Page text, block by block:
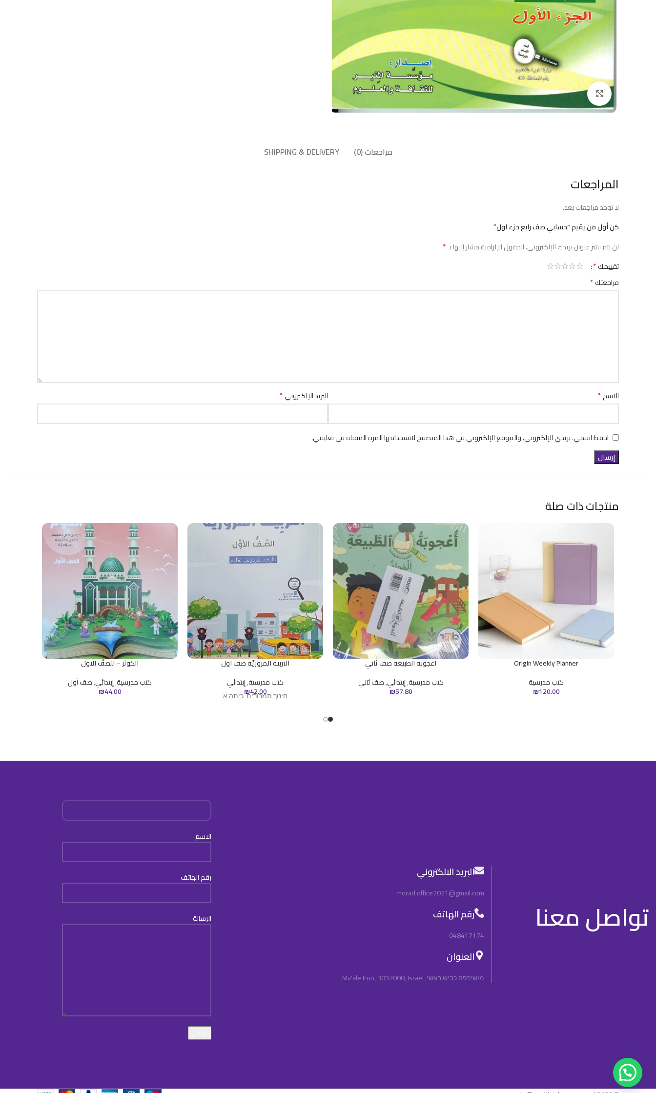
Click to enlarge
مراجعات (0) SHIPPING & DELIVERY
المراجعات
لا توجد مراجعات بعد.
كن أول من يقيم “حسابي صف رابع جزء اول”
لن يتم نشر عنوان بريدك الإلكتروني.الحقول الإلزامية مشار إليها بـ*
تقييمك*
مراجعتك*
الاسم* البريد الإلكتروني*
احفظ اسمي، بريدي الإلكتروني، والموقع الإلكتروني في هذا المتصفح لاستخدامها المرة المقبلة في تعليقي.
منتجات ذات صلة
Origin Weekly Planner
كتب مدرسية
₪120.00
اعجوبة الطبيعة صف ثاني
كتب مدرسية,إبتدائي,صف ثاني
₪57.80
التربية المروريّة صف اول
كتب مدرسية,إبتدائي
₪42.00
חינוך תמרורים כיתה א
الكوثر – للصفّ الاول
كتب مدرسية,إبتدائي,صف أول
₪44.00
تواصل معنا
البريد الالكتروني
morad.office2021@gmail.com
رقم الهاتف
048417174
العنوان
מושירפה כביש ראשי, Ma'ale Iron, 3092000, Israel
الاسم
رقم الهاتف
الرسالة